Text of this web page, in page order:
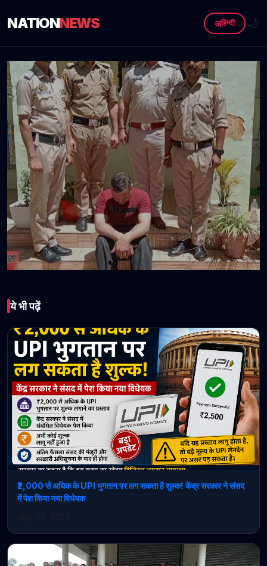
NATIONNEWS अहिन्दी 🌙
घर में छुपा रखा था नशे का
सामान अब पुलिस ने किया
गिरफ्तार
April 28, 2026 • 1 min read
ये भी पढ़ें
₹2,000 से अधिक के UPI भुगतान पर लग सकता है शुल्क! केंद्र सरकार ने संसद
में पेश किया नया विधेयक